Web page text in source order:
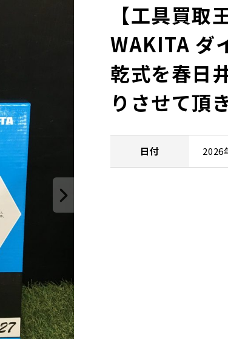
【工具買取
WAKITA ダ
乾式を春日
りさせて頂
日付 2026